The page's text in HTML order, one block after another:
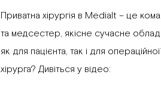
Приватна хірургія в Medialt – це
та медсестер, якісне сучасне
як для пацієнта, так і для
хірурга? Дивіться у відео: